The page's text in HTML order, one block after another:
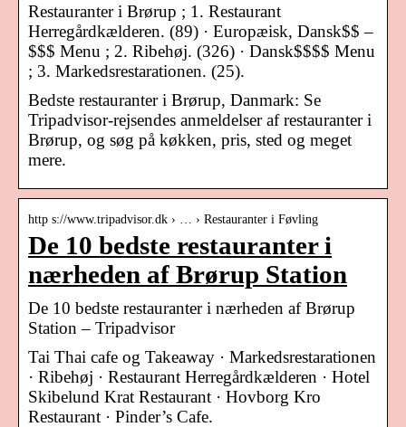
Restauranter i Brørup‎ ; 1. Restaurant
Herregårdkælderen. (89) · Europæisk, Dansk$$ –
$$$ Menu ; 2. Ribehøj. (326) · Dansk$$$$ Menu
; 3. Markedsrestarationen. (25).
Bedste restauranter i Brørup, Danmark: Se
Tripadvisor-rejsendes anmeldelser af restauranter i
Brørup, og søg på køkken, pris, sted og meget
mere.
http s://www.tripadvisor.dk › … › Restauranter i Føvling
De 10 bedste restauranter i
nærheden af Brørup Station
De 10 bedste restauranter i nærheden af Brørup
Station – Tripadvisor
Tai Thai cafe og Takeaway · Markedsrestarationen
· Ribehøj · Restaurant Herregårdkælderen · Hotel
Skibelund Krat Restaurant · Hovborg Kro
Restaurant · Pinder’s Cafe.